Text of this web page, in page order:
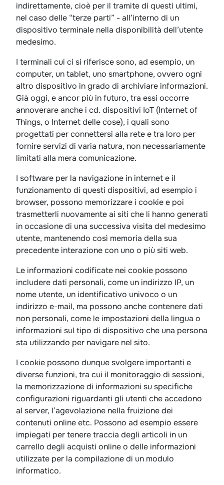
indirettamente, cioè per il tramite di questi ultimi,
nel caso delle “terze parti” - all’interno di un
dispositivo terminale nella disponibilità dell’utente
medesimo.
I terminali cui ci si riferisce sono, ad esempio, un
computer, un tablet, uno smartphone, ovvero ogni
altro dispositivo in grado di archiviare informazioni.
Già oggi, e ancor più in futuro, tra essi occorre
annoverare anche i cd. dispositivi IoT (Internet of
Things, o Internet delle cose), i quali sono
progettati per connettersi alla rete e tra loro per
fornire servizi di varia natura, non necessariamente
limitati alla mera comunicazione.
I software per la navigazione in internet e il
funzionamento di questi dispositivi, ad esempio i
browser, possono memorizzare i cookie e poi
trasmetterli nuovamente ai siti che li hanno generati
in occasione di una successiva visita del medesimo
utente, mantenendo così memoria della sua
precedente interazione con uno o più siti web.
Le informazioni codificate nei cookie possono
includere dati personali, come un indirizzo IP, un
nome utente, un identificativo univoco o un
indirizzo e-mail, ma possono anche contenere dati
non personali, come le impostazioni della lingua o
informazioni sul tipo di dispositivo che una persona
sta utilizzando per navigare nel sito.
I cookie possono dunque svolgere importanti e
diverse funzioni, tra cui il monitoraggio di sessioni,
la memorizzazione di informazioni su specifiche
configurazioni riguardanti gli utenti che accedono
al server, l’agevolazione nella fruizione dei
contenuti online etc. Possono ad esempio essere
impiegati per tenere traccia degli articoli in un
carrello degli acquisti online o delle informazioni
utilizzate per la compilazione di un modulo
informatico.